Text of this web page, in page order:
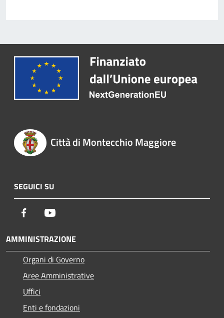
Città di Montecchio Maggiore
SEGUICI SU
Facebook
AMMINISTRAZIONE
Organi di Governo
Aree Amministrative
Uffici
Enti e fondazioni